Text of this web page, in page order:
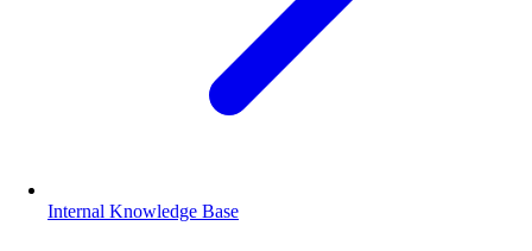
Internal Knowledge Base